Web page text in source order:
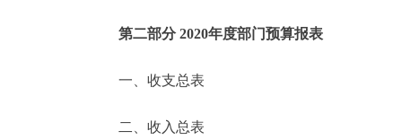
政民互动
12345网上接诉即办
参与调查
第二部分 2020年度部门预算报表
一、收支总表
二、收入总表